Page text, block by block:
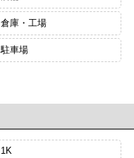
倉庫・工場
駐車場
1K